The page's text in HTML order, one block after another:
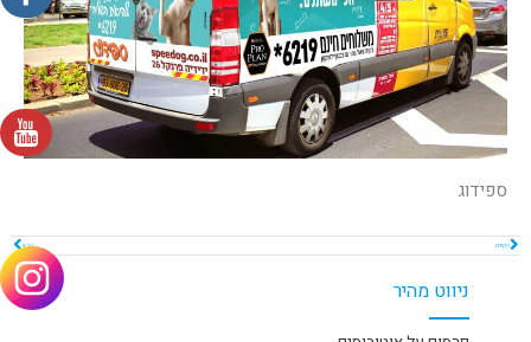
ספידוג
הקודם הבא
ניווט מהיר